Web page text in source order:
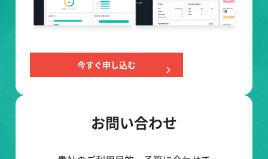
今すぐ申し込む
お問い合わせ